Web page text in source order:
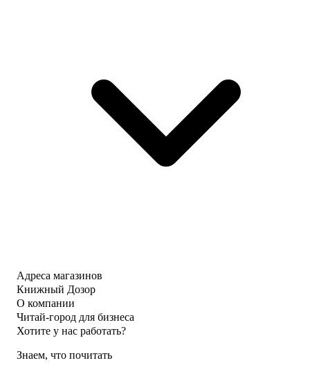
Адреса магазинов
Книжный Дозор
О компании
Читай-город для бизнеса
Хотите у нас работать?
Знаем, что почитать